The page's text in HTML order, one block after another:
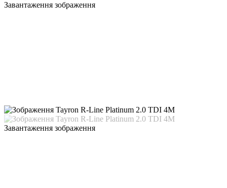
Завантаження зображення
Завантаження зображення